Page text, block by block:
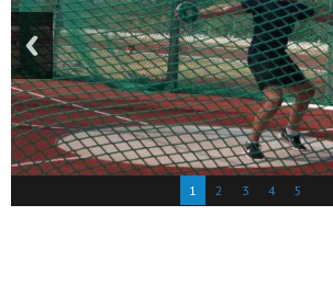
1 2 3 4 5